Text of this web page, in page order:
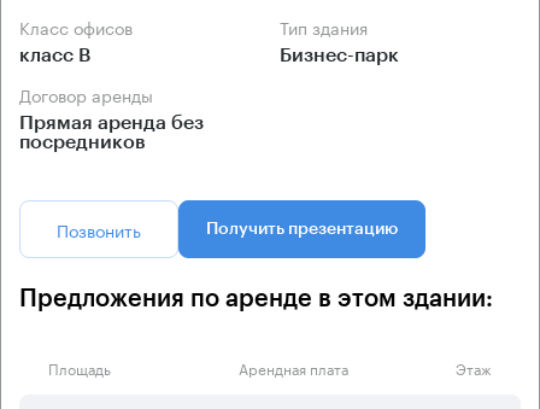
Класс офисов
класс B
Тип здания
Бизнес-парк
Договор аренды
Прямая аренда без
посредников
Позвонить Получить презентацию
Предложения по аренде в этом здании:
Площадь Арендная плата Этаж